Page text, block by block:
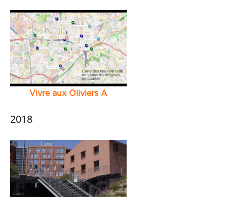
Vivre aux Oliviers A
2018